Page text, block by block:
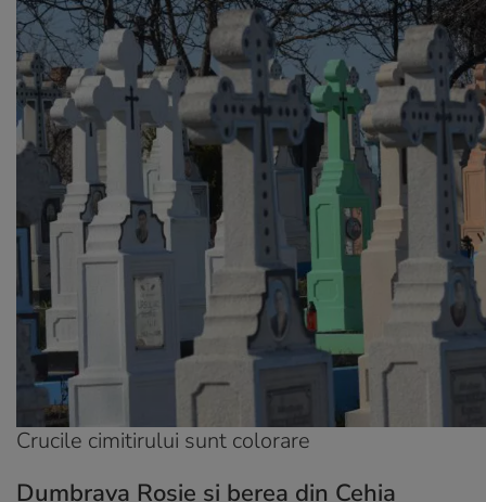
Crucile cimitirului sunt colorare
Dumbrava Roșie și berea din Cehia